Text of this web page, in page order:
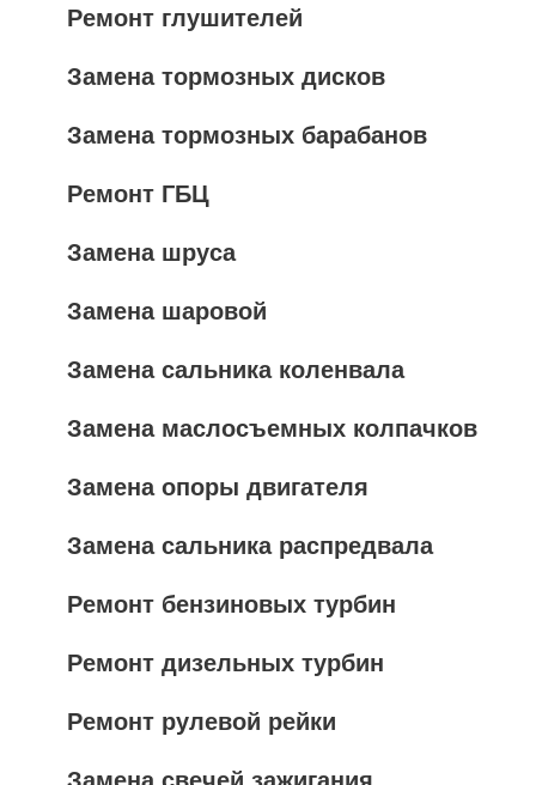
Ремонт глушителей
Замена тормозных дисков
Замена тормозных барабанов
Ремонт ГБЦ
Замена шруса
Замена шаровой
Замена сальника коленвала
Замена маслосъемных колпачков
Замена опоры двигателя
Замена сальника распредвала
Ремонт бензиновых турбин
Ремонт дизельных турбин
Ремонт рулевой рейки